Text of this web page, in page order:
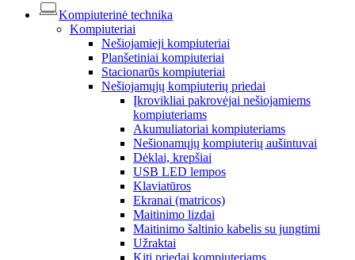
Kompiuterinė technika
Kompiuteriai
Nešiojamieji kompiuteriai
Planšetiniai kompiuteriai
Stacionarūs kompiuteriai
Nešiojamųjų kompiuterių priedai
Įkrovikliai pakrovėjai nešiojamiems
kompiuteriams
Akumuliatoriai kompiuteriams
Nešionamųjų kompiuterių aušintuvai
Dėklai, krepšiai
USB LED lempos
Klaviatūros
Ekranai (matricos)
Maitinimo lizdai
Maitinimo šaltinio kabelis su jungtimi
Užraktai
Kiti priedai kompiuteriams